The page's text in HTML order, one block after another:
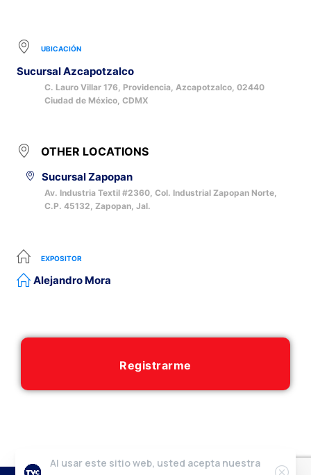
UBICACIÓN
Sucursal Azcapotzalco
C. Lauro Villar 176, Providencia, Azcapotzalco, 02440
Ciudad de México, CDMX
OTHER LOCATIONS
Sucursal Zapopan
Av. Industria Textil #2360, Col. Industrial Zapopan Norte,
C.P. 45132, Zapopan, Jal.
EXPOSITOR
Alejandro Mora
Registrarme
Al usar este sitio web, usted acepta nuestra